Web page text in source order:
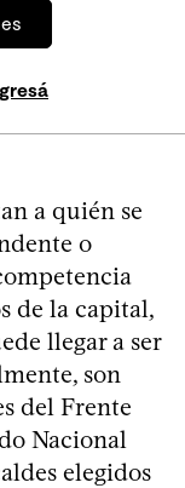
a quién se
o
de la capital,
llegar a ser
son
del Frente
Nacional
elegidos